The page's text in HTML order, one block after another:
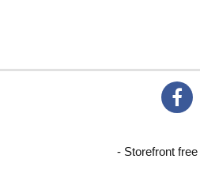
- Storefront